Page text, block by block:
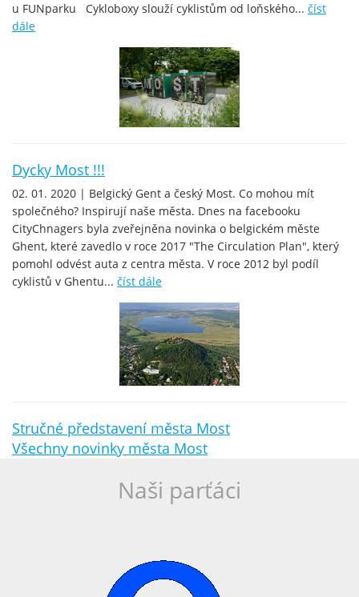
u FUNparku Cykloboxy slouží cyklistům od loňského... číst
dále
Dycky Most !!!
02. 01. 2020 | Belgický Gent a český Most. Co mohou mít
společného? Inspirují naše města. Dnes na facebooku
CityChnagers byla zveřejněna novinka o belgickém měste
Ghent, které zavedlo v roce 2017 "The Circulation Plan", který
pomohl odvést auta z centra města. V roce 2012 byl podíl
cyklistů v Ghentu... číst dále
Stručné představení města Most
Všechny novinky města Most
Naši parťáci